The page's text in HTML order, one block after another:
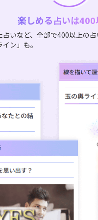
楽しめる占いは400
いなど、全部で400以上の
ン」も。